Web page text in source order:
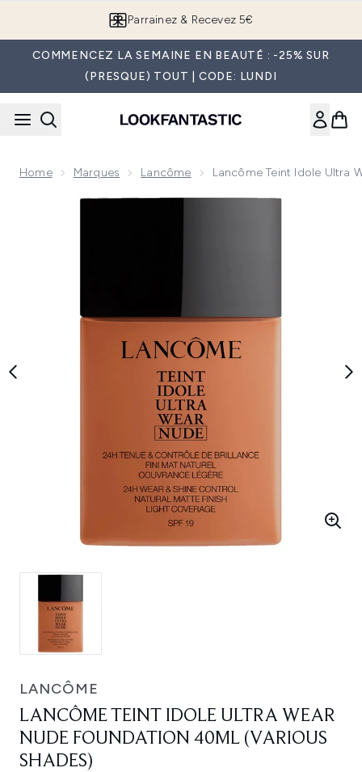
Parrainez & Recevez 5€
COMMENCEZ LA SEMAINE EN BEAUTÉ : -25% SUR
(PRESQUE) TOUT | CODE: LUNDI
Home Marques Lancôme Lancôme Teint Idole Ultra
Now showing image 1 Lancôme Teint Idole Ultra Wear Nude
LANCÔME
LANCÔME TEINT IDOLE ULTRA WEAR
NUDE FOUNDATION 40ML (VARIOUS
SHADES)